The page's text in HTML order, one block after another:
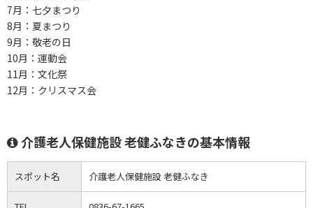
7月：七夕まつり
8月：夏まつり
9月：敬老の日
10月：運動会
11月：文化祭
12月：クリスマス会
介護老人保健施設 老健ふなきの基本情報
スポット名 介護老人保健施設 老健ふなき